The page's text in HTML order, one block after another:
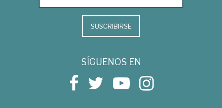
SUSCRIBIRSE
SÍGUENOS EN